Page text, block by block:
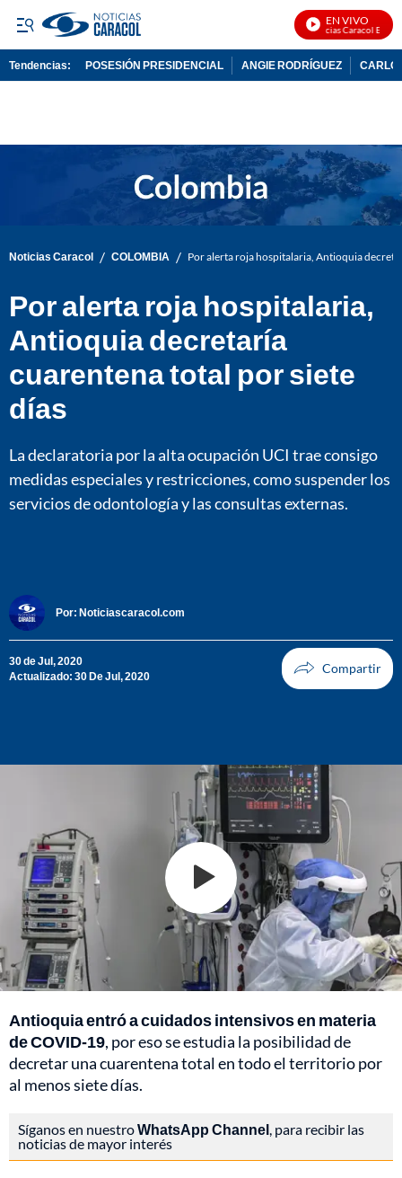
EN VIVO
Noticias Caracol En Vivo
Tendencias: POSESIÓN PRESIDENCIAL ANGIE RODRÍGUEZ
Noticias Caracol / COLOMBIA / Por alerta roja hospitalaria, Antioquia
Por alerta roja hospitalaria,
Antioquia decretaría
cuarentena total por siete
días
La declaratoria por la alta ocupación UCI trae consigo
medidas especiales y restricciones, como suspender los
servicios de odontología y las consultas externas.
Por: Noticiascaracol.com
30 de Jul, 2020
Actualizado: 30 De Jul, 2020
Antioquia entró a cuidados intensivos en materia
de COVID-19, por eso se estudia la posibilidad de
decretar una cuarentena total en todo el territorio por
al menos siete días.
Síganos en nuestroWhatsApp Channel , para recibir las
noticias de mayor interés